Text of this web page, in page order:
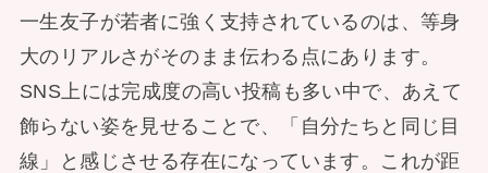
一生友子が若者に強く支持されているのは、等身
大のリアルさがそのまま伝わる点にあります。
SNS上には完成度の高い投稿も多い中で、あえて
飾らない姿を見せることで、「自分たちと同じ目
線」と感じさせる存在になっています。これが距